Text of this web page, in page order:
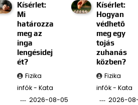
Kísérlet:
Mi
határozza
meg az
inga
lengésidej
ét?
Fizika
infók - Kata
2026-08-05
Kísérlet:
Hogyan
védhető
meg egy
tojás
zuhanás
közben?
Fizika
infók - Kata
2026-